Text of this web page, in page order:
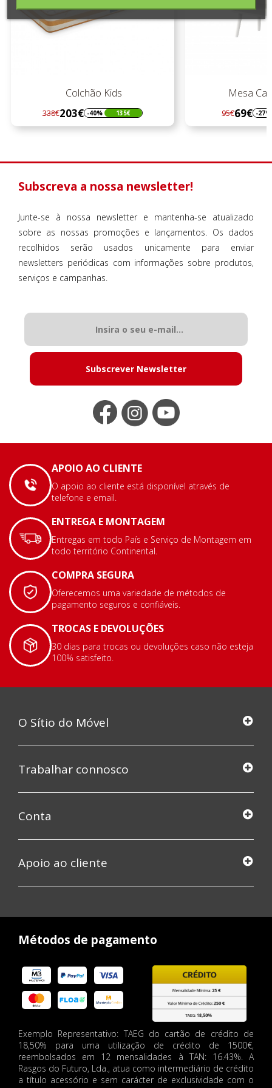
Colchão Kids
Regular
preço
338€203€
Preço -40% 135€
Mesa
Regular
preço
95€69€
Preço -27%
Subscreva a nossa newsletter!
Junte-se à nossa newsletter e mantenha-se atualizado
sobre as nossas promoções e lançamentos. Os dados
recolhidos serão usados unicamente para enviar
newsletters periódicas com informações sobre produtos,
serviços e campanhas.
Subscrever Newsletter
APOIO AO CLIENTE
O apoio ao cliente está disponível através de
telefone e email.
ENTREGA E MONTAGEM
Entregas em todo País e Serviço de Montagem em
todo território Continental.
COMPRA SEGURA
Oferecemos uma variedade de métodos de
pagamento seguros e confiáveis.
TROCAS E DEVOLUÇÕES
30 dias para trocas ou devoluções caso não esteja
100% satisfeito.
O Sítio do Móvel
Trabalhar connosco
Conta
Apoio ao cliente
Métodos de pagamento
Exemplo Representativo: TAEG do cartão de crédito de
18,50% para uma utilização de crédito de 1500€,
reembolsados em 12 mensalidades à TAN: 16.43%. A
Rasgos do Futuro, Lda., atua como intermediário de crédito
a título acessório e sem carácter de exclusividade com o